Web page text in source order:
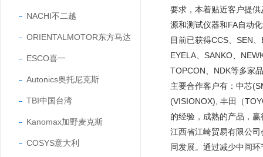
NACHI不二越
ORIENTALMOTOR东方马达
ESCO喜一
Autonics奥托尼克斯
TBI中国台湾
Kanomax加野麦克斯
COSYS意大利
要求，本着贴近客户提
源和测试仪器和FA自动
目前已获得CCS、SEN
EYELA、SANKO、
TOPCON、NDK等多家
主要合作客户有：中芯
(VISIONOX), 丰田（
的经验，成熟的产品，
江西省江崎贸易有限公
同发展。通过减少中间